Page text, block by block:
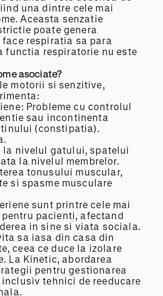
una dintre cele mai
Aceasta senzatie
poate genera
respiratia sa para
functia respiratorie nu este
asociate?
motorii si senzitive,
Probleme cu controlul
sau incontinenta
(constipatia).
la nivelul gatului, spatelui
la nivelul membrelor.
tonusului muscular,
si spasme musculare
sunt printre cele mai
pacienti, afectand
in sine si viata sociala.
sa iasa din casa din
ceea ce duce la izolare
La Kinetic, abordarea
pentru gestionarea
tehnici de reeducare